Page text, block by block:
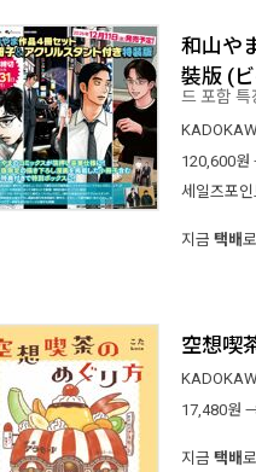
和山や
裝版 (
드 포함 특
120,600
세일즈포인
지금 택배
空想喫
17,480원
지금 택배